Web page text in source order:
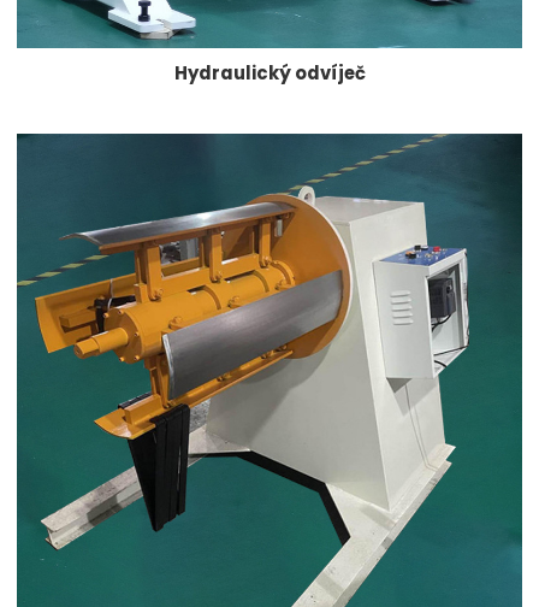
Hydraulický odvíječ